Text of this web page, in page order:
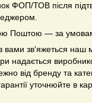
ФОП/ТОВ після
Поштою — за
вами зв'яжеться наш
надається
від бренду та
уточнюйте в